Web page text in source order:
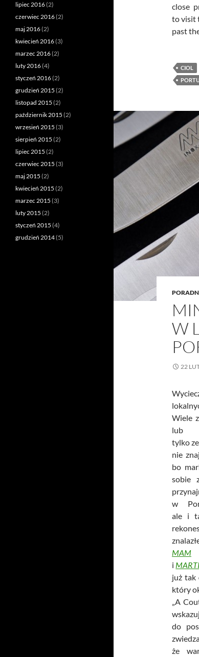
close
to visit
past
CIOL
W
22
Wiele
lub
tylko
nie
bo
sobie
w
ale i
MAM
i
już tak
który
„A
do
że
lipiec 2016(2)
czerwiec 2016(2)
maj 2016(2)
kwiecień 2016(3)
marzec 2016(2)
luty 2016(4)
styczeń 2016(2)
grudzień 2015 (2)
listopad 2015 (2)
październik 2015 (2)
wrzesień 2015 (3)
sierpień 2015 (2)
lipiec 2015 (2)
czerwiec 2015 (3)
maj 2015 (2)
kwiecień 2015 (2)
marzec 2015 (3)
luty 2015 (2)
styczeń 2015 (4)
grudzień 2014(5)